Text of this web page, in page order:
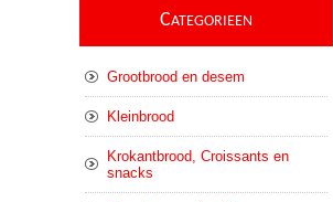
CATEGORIEEN
Grootbrood en desem
Kleinbrood
Krokantbrood, Croissants en
snacks